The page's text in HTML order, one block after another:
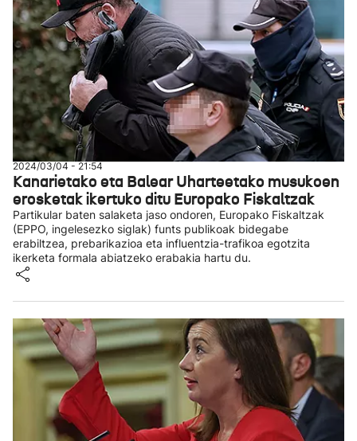
2024/03/04 - 21:54
Kanarietako eta Balear Uharteetako musukoen
erosketak ikertuko ditu Europako Fiskaltzak
Partikular baten salaketa jaso ondoren, Europako Fiskaltzak
(EPPO, ingelesezko siglak) funts publikoak bidegabe
erabiltzea, prebarikazioa eta influentzia-trafikoa egotzita
ikerketa formala abiatzeko erabakia hartu du.